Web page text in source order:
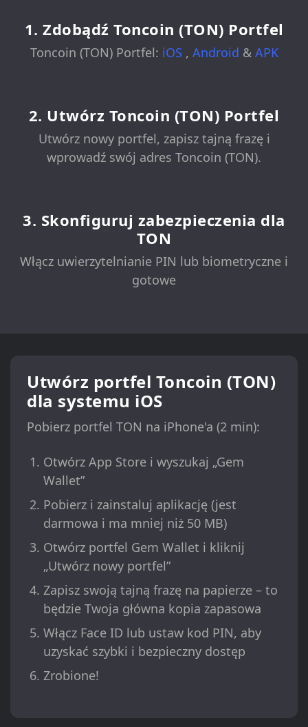
1. Zdobądź Toncoin (TON) Portfel
Toncoin (TON) Portfel: iOS , Android & APK
2. Utwórz Toncoin (TON) Portfel
Utwórz nowy portfel, zapisz tajną frazę i
wprowadź swój adres Toncoin (TON).
3. Skonfiguruj zabezpieczenia dla
TON
Włącz uwierzytelnianie PIN lub biometryczne i
gotowe
Utwórz portfel Toncoin (TON)
dla systemu iOS
Pobierz portfel TON na iPhone'a (2 min):
Otwórz App Store i wyszukaj „Gem
Wallet”
Pobierz i zainstaluj aplikację (jest
darmowa i ma mniej niż 50 MB)
Otwórz portfel Gem Wallet i kliknij
„Utwórz nowy portfel”
Zapisz swoją tajną frazę na papierze – to
będzie Twoja główna kopia zapasowa
Włącz Face ID lub ustaw kod PIN, aby
uzyskać szybki i bezpieczny dostęp
Zrobione!